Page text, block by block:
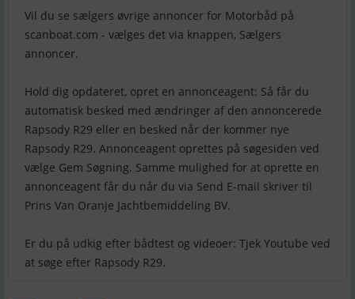
Vil du se sælgers øvrige annoncer for Motorbåd på
scanboat.com - vælges det via knappen, Sælgers
annoncer.
Hold dig opdateret, opret en annonceagent: Så får du
automatisk besked med ændringer af den annoncerede
Rapsody R29 eller en besked når der kommer nye
Rapsody R29. Annonceagent oprettes på søgesiden ved
vælge Gem Søgning. Samme mulighed for at oprette en
annonceagent får du når du via Send E-mail skriver til
Prins Van Oranje Jachtbemiddeling BV.
Er du på udkig efter bådtest og videoer: Tjek Youtube ved